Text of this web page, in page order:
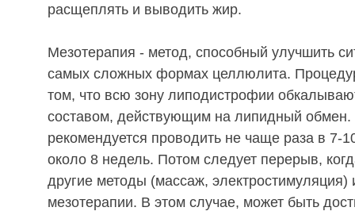
расщеплять и выводить жир.
Мезотерапия - метод, способный улучшить
самых сложных формах целлюлита.
том, что всю зону липодистрофии
составом, действующим на липидный обмен.
рекомендуется проводить не чаще раза в 7-
около 8 недель. Потом следует перерыв,
другие методы (массаж, электростимуляция)
мезотерапии. В этом случае, может быть